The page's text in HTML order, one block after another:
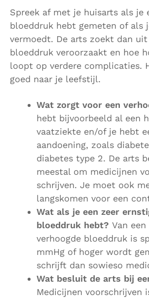
Spreek af met je huisarts als je
bloeddruk hebt gemeten of als
vermoedt. De arts zoekt dan
bloeddruk veroorzaakt en hoe
loopt op verdere complicaties.
goed naar je leefstijl.
Wat zorgt voor een
hebt bijvoorbeeld al een
vaatziekte en/of je hebt
aandoening, zoals
diabetes type 2. De arts
meestal om medicijnen
schrijven. Je moet ook
langskomen voor een
Wat als je een zeer
bloeddruk hebt? Van
verhoogde bloeddruk is
mmHg of hoger wordt
schrijft dan sowieso
Wat besluit de arts bij
Medicijnen voorschrijven